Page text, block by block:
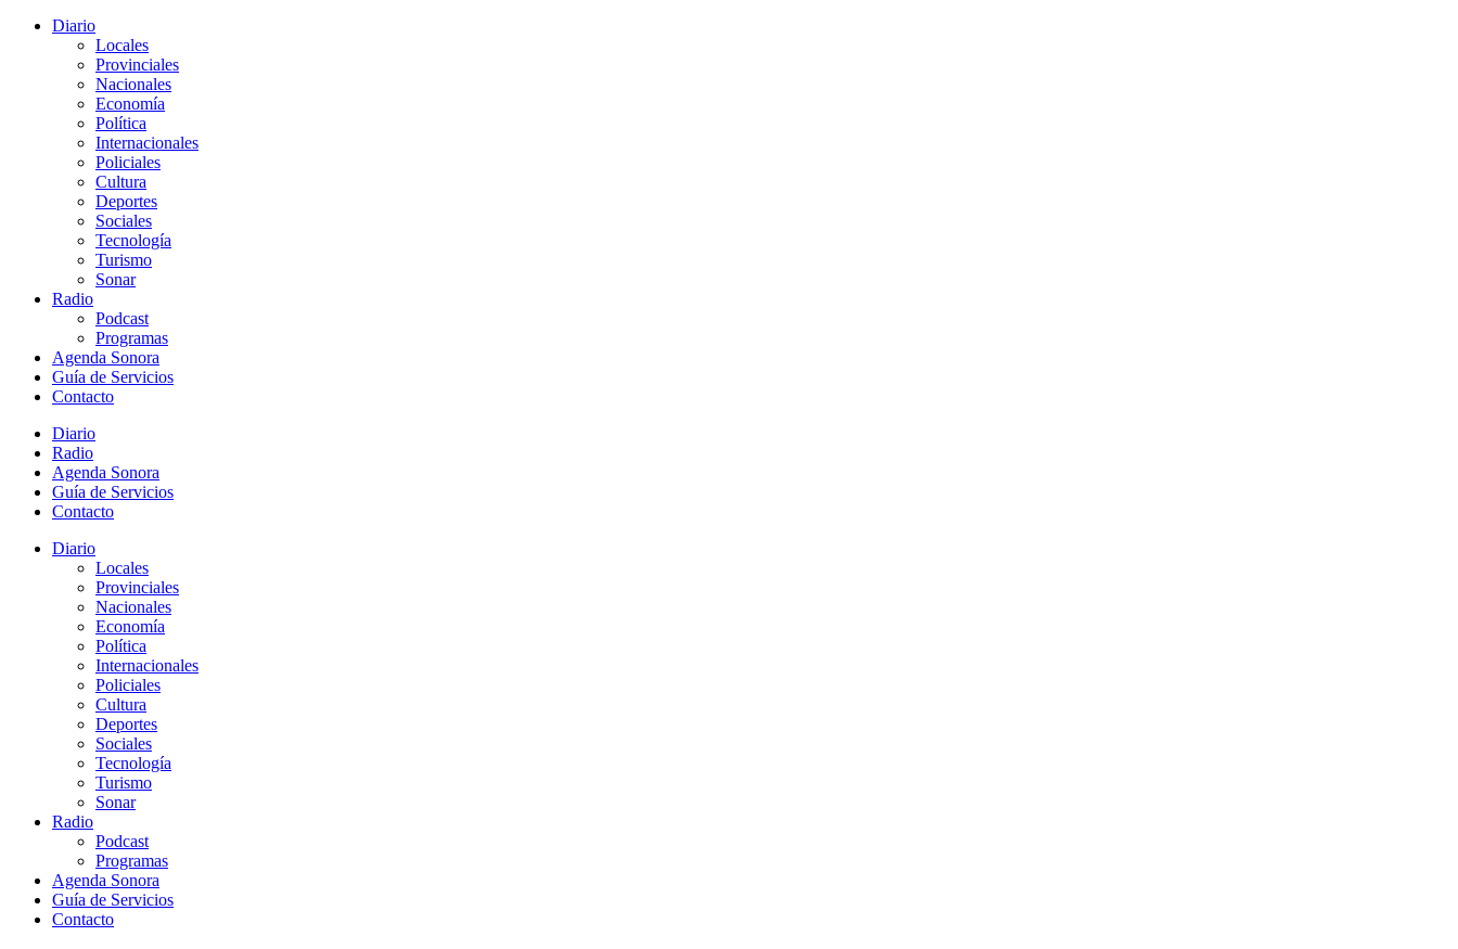
Diario
Locales
Provinciales
Nacionales
Economía
Política
Internacionales
Policiales
Cultura
Deportes
Sociales
Tecnología
Turismo
Sonar
Radio
Podcast
Programas
Agenda Sonora
Guía de Servicios
Contacto
Diario
Radio
Agenda Sonora
Guía de Servicios
Contacto
Diario
Locales
Provinciales
Nacionales
Economía
Política
Internacionales
Policiales
Cultura
Deportes
Sociales
Tecnología
Turismo
Sonar
Radio
Podcast
Programas
Agenda Sonora
Guía de Servicios
Contacto